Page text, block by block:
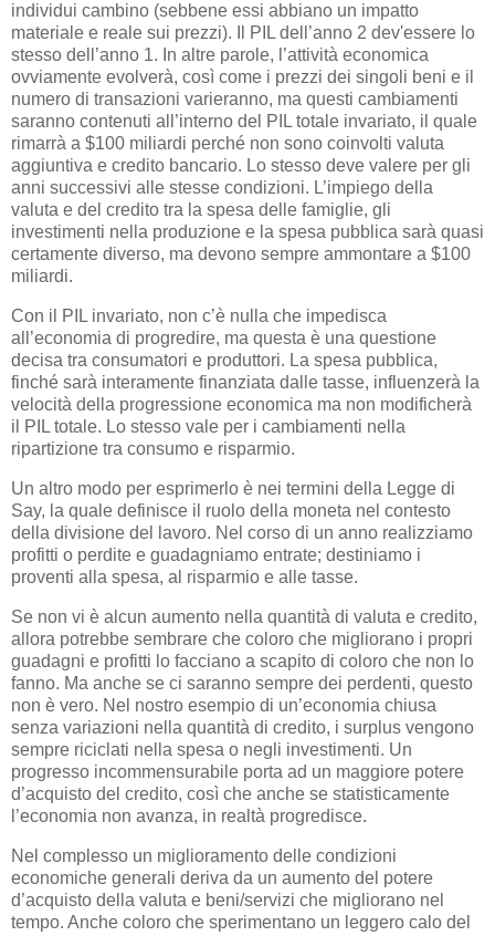
individui cambino (sebbene essi abbiano un impatto
materiale e reale sui prezzi). Il PIL dell’anno 2 dev'essere lo
stesso dell’anno 1. In altre parole, l’attività economica
ovviamente evolverà, così come i prezzi dei singoli beni e il
numero di transazioni varieranno, ma questi cambiamenti
saranno contenuti all’interno del PIL totale invariato, il quale
rimarrà a $100 miliardi perché non sono coinvolti valuta
aggiuntiva e credito bancario. Lo stesso deve valere per gli
anni successivi alle stesse condizioni. L’impiego della
valuta e del credito tra la spesa delle famiglie, gli
investimenti nella produzione e la spesa pubblica sarà quasi
certamente diverso, ma devono sempre ammontare a $100
miliardi.
Con il PIL invariato, non c’è nulla che impedisca
all’economia di progredire, ma questa è una questione
decisa tra consumatori e produttori. La spesa pubblica,
finché sarà interamente finanziata dalle tasse, influenzerà la
velocità della progressione economica ma non modificherà
il PIL totale. Lo stesso vale per i cambiamenti nella
ripartizione tra consumo e risparmio.
Un altro modo per esprimerlo è nei termini della Legge di
Say, la quale definisce il ruolo della moneta nel contesto
della divisione del lavoro. Nel corso di un anno realizziamo
profitti o perdite e guadagniamo entrate; destiniamo i
proventi alla spesa, al risparmio e alle tasse.
Se non vi è alcun aumento nella quantità di valuta e credito,
allora potrebbe sembrare che coloro che migliorano i propri
guadagni e profitti lo facciano a scapito di coloro che non lo
fanno. Ma anche se ci saranno sempre dei perdenti, questo
non è vero. Nel nostro esempio di un’economia chiusa
senza variazioni nella quantità di credito, i surplus vengono
sempre riciclati nella spesa o negli investimenti. Un
progresso incommensurabile porta ad un maggiore potere
d’acquisto del credito, così che anche se statisticamente
l’economia non avanza, in realtà progredisce.
Nel complesso un miglioramento delle condizioni
economiche generali deriva da un aumento del potere
d’acquisto della valuta e beni/servizi che migliorano nel
tempo. Anche coloro che sperimentano un leggero calo del